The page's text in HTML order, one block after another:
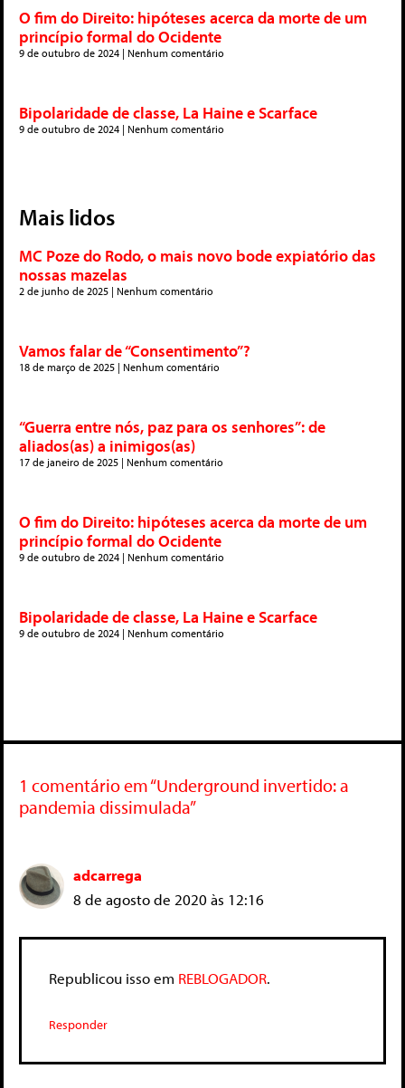
O fim do Direito: hipóteses acerca da morte de um
princípio formal do Ocidente
9 de outubro de 2024 Nenhum comentário
Bipolaridade de classe, La Haine e Scarface
9 de outubro de 2024 Nenhum comentário
Mais lidos
MC Poze do Rodo, o mais novo bode expiatório das
nossas mazelas
2 de junho de 2025 Nenhum comentário
Vamos falar de “Consentimento”?
18 de março de 2025 Nenhum comentário
“Guerra entre nós, paz para os senhores”: de
aliados(as) a inimigos(as)
17 de janeiro de 2025 Nenhum comentário
O fim do Direito: hipóteses acerca da morte de um
princípio formal do Ocidente
9 de outubro de 2024 Nenhum comentário
Bipolaridade de classe, La Haine e Scarface
9 de outubro de 2024 Nenhum comentário
1 comentário em “Underground invertido: a
pandemia dissimulada”
adcarrega
8 de agosto de 2020 às 12:16
Republicou isso em REBLOGADOR.
Responder